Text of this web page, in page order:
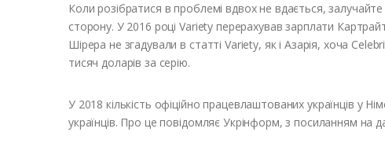
Коли розібратися в проблемі вдвох не вдається,
сторону. У 2016 році Variety перерахував зарплати
Шірера не згадували в статті Variety, як і Азарія, хоча
тисяч доларів за серію.
У 2018 кількість офіційно працевлаштованих українців у
українців. Про це повідомляє Укрінформ, з посиланням на